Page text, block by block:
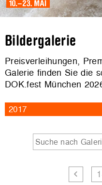
Bildergalerie
Preisverleihungen,
Galerie finden Sie die
DOK.fest München
2017